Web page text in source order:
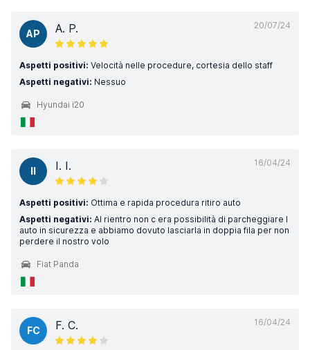
20/07/24
AP A. P.
Aspetti positivi: Velocità nelle procedure, cortesia dello staff
Aspetti negativi: Nessuo
Hyundai i20
16/04/24
II I. I.
Aspetti positivi: Ottima e rapida procedura ritiro auto
Aspetti negativi: Al rientro non c era possibilità di parcheggiare l
auto in sicurezza e abbiamo dovuto lasciarla in doppia fila per non
perdere il nostro volo
Fiat Panda
16/04/24
FC F. C.